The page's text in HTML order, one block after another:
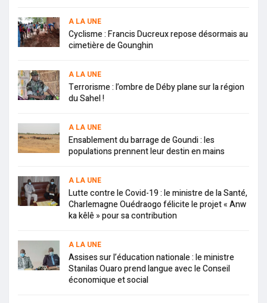
A LA UNE
Cyclisme : Francis Ducreux repose désormais au
cimetière de Gounghin
A LA UNE
Terrorisme : l’ombre de Déby plane sur la région
du Sahel !
A LA UNE
Ensablement du barrage de Goundi : les
populations prennent leur destin en mains
A LA UNE
Lutte contre le Covid-19 : le ministre de la Santé,
Charlemagne Ouédraogo félicite le projet « Anw
ka kêlê » pour sa contribution
A LA UNE
Assises sur l’éducation nationale : le ministre
Stanilas Ouaro prend langue avec le Conseil
économique et social